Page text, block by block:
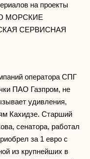
на проекты
МОРСКИЕ
СЕРВИСНАЯ
оператора СПГ
ПАО Газпром, не
удивления,
Кахидзе. Старший
сенатора, работал
за 1 евро с
из крупнейших в